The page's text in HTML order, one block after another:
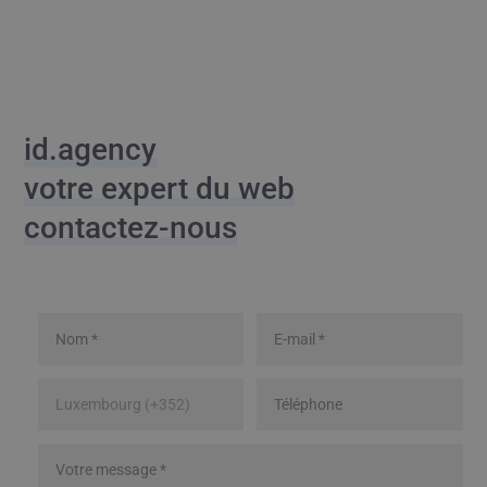
id.agency
votre expert du web
contactez-nous